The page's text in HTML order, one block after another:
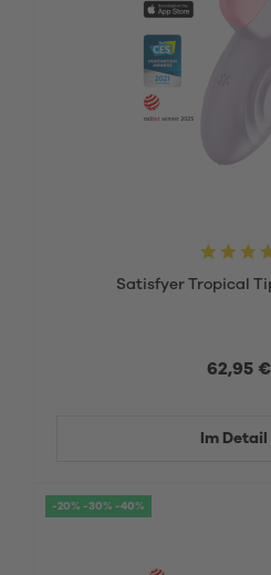
Satisfyer Tropical
62,95
Im Detail
-20% -30% -40%